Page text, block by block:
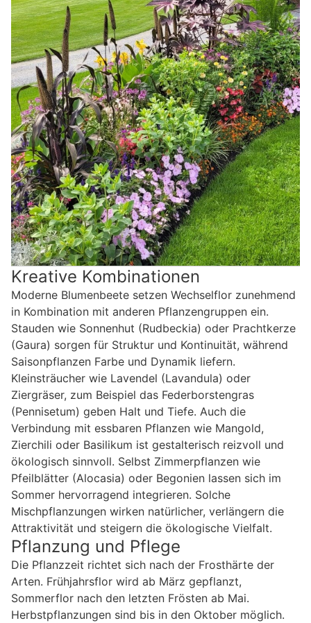
Kreative Kombinationen
Moderne Blumenbeete setzen Wechselflor zunehmend
in Kombination mit anderen Pflanzengruppen ein.
Stauden wie Sonnenhut (Rudbeckia) oder Prachtkerze
(Gaura) sorgen für Struktur und Kontinuität, während
Saisonpflanzen Farbe und Dynamik liefern.
Kleinsträucher wie Lavendel (Lavandula) oder
Ziergräser, zum Beispiel das Federborstengras
(Pennisetum) geben Halt und Tiefe. Auch die
Verbindung mit essbaren Pflanzen wie Mangold,
Zierchili oder Basilikum ist gestalterisch reizvoll und
ökologisch sinnvoll. Selbst Zimmerpflanzen wie
Pfeilblätter (Alocasia) oder Begonien lassen sich im
Sommer hervorragend integrieren. Solche
Mischpflanzungen wirken natürlicher, verlängern die
Attraktivität und steigern die ökologische Vielfalt.
Pflanzung und Pflege
Die Pflanzzeit richtet sich nach der Frosthärte der
Arten. Frühjahrsflor wird ab März gepflanzt,
Sommerflor nach den letzten Frösten ab Mai.
Herbstpflanzungen sind bis in den Oktober möglich.